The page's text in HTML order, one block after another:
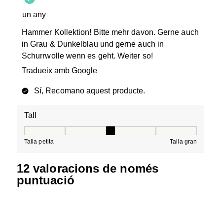
un any
Hammer Kollektion! Bitte mehr davon. Gerne auch
in Grau & Dunkelblau und gerne auch in
Schurrwolle wenn es geht. Weiter so!
Tradueix amb Google
Sí, Recomano aquest producte.
Tall
Talla petita Talla gran
12 valoracions de només
puntuació